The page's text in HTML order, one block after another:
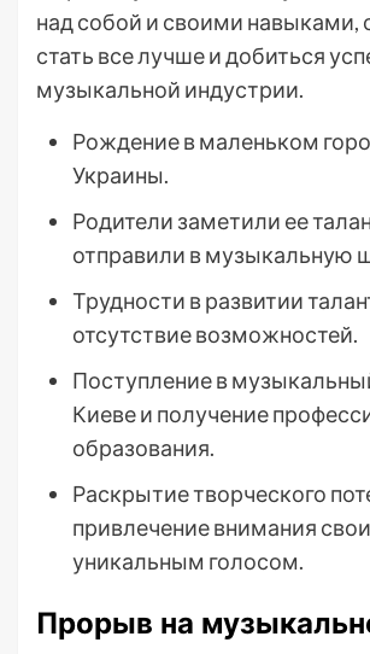
над собой и своими навыками,
стать все лучше и добиться
музыкальной индустрии.
Рождение в маленьком
Украины.
Родители заметили ее
отправили в музыкальную
Трудности в развитии
отсутствие возможностей.
Поступление в
Киеве и получение
образования.
Раскрытие творческого
привлечение внимания
уникальным голосом.
Прорыв на